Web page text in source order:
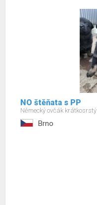
NO štěňata s PP
Německý ovčák krátkosrstý
Brno